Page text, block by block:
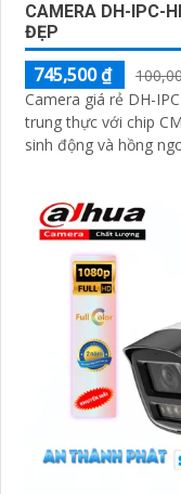
CAMERA DH-IPC-
ĐẸP
745,500 ₫
Camera giá rẻ DH-
trung thực với chip
sinh động và hồng